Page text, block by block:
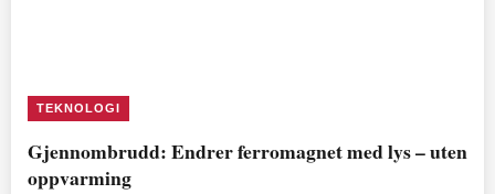
TEKNOLOGI
Gjennombrudd: Endrer ferromagnet med lys – uten
oppvarming